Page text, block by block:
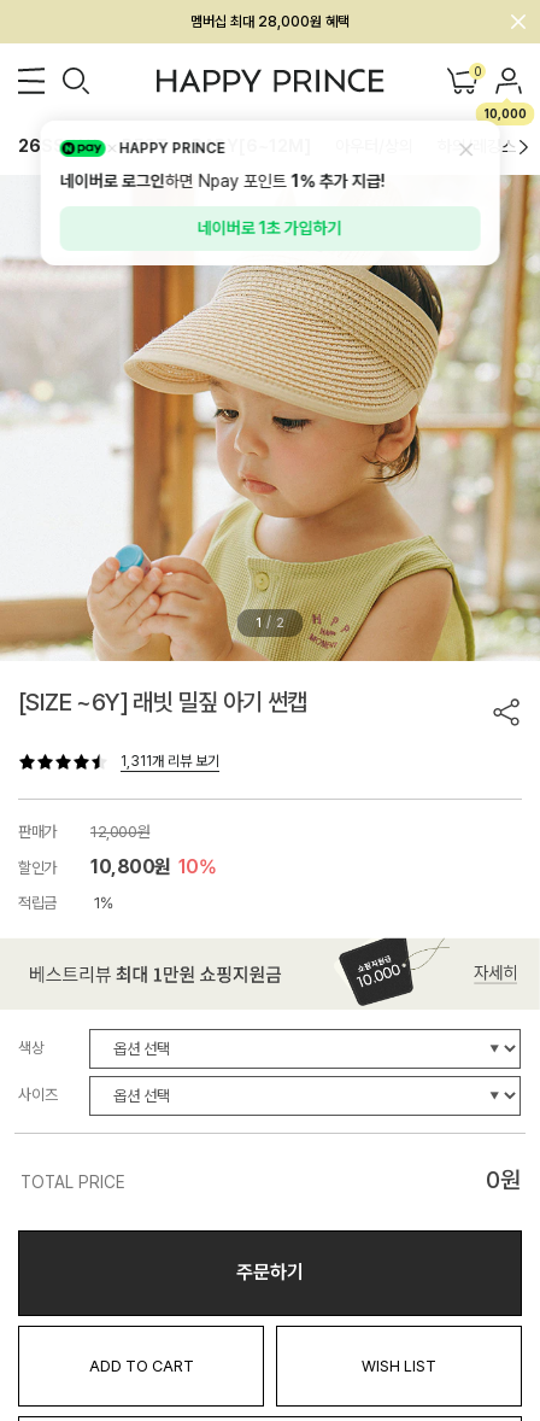
회원전용 아울렛, 가입하면 ~60% 할인!
멤버십 최대 28,000원 혜택 0
10,000
26SS 신상 BEST BABY[6~12M] 하의/레깅스
1 / 2
[SIZE ~6Y] 래빗 밀짚 아기 썬캡
1,311개 리뷰 보기
판매가
12,000원
할인가
10,800원 10%
적립금 1%
색상
사이즈
TOTAL PRICE 0원
주문하기
ADD TO CART WISH LIST
HAPPY PRINCE
네이버로 로그인하면 Npay 포인트1%추가 지급!
네이버로 1초 가입하기